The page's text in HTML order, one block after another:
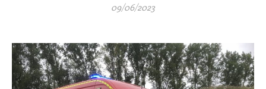
09/06/2023